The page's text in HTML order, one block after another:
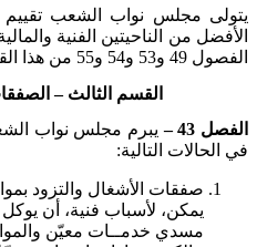
يتولى مجلس نواب الشعب تقييم
الأفضل من الناحيتين الفنية
الفصول 49 و53 و54 و55 من هذا القرار
القسم الثالث –
الفصل 43 –
يبرم مجلس نواب
في الحالات التالية:
صفقات الأشغال والتزود
يمكن، لأسباب فنية، أن يوكل
مسدي خدمــات معيّن